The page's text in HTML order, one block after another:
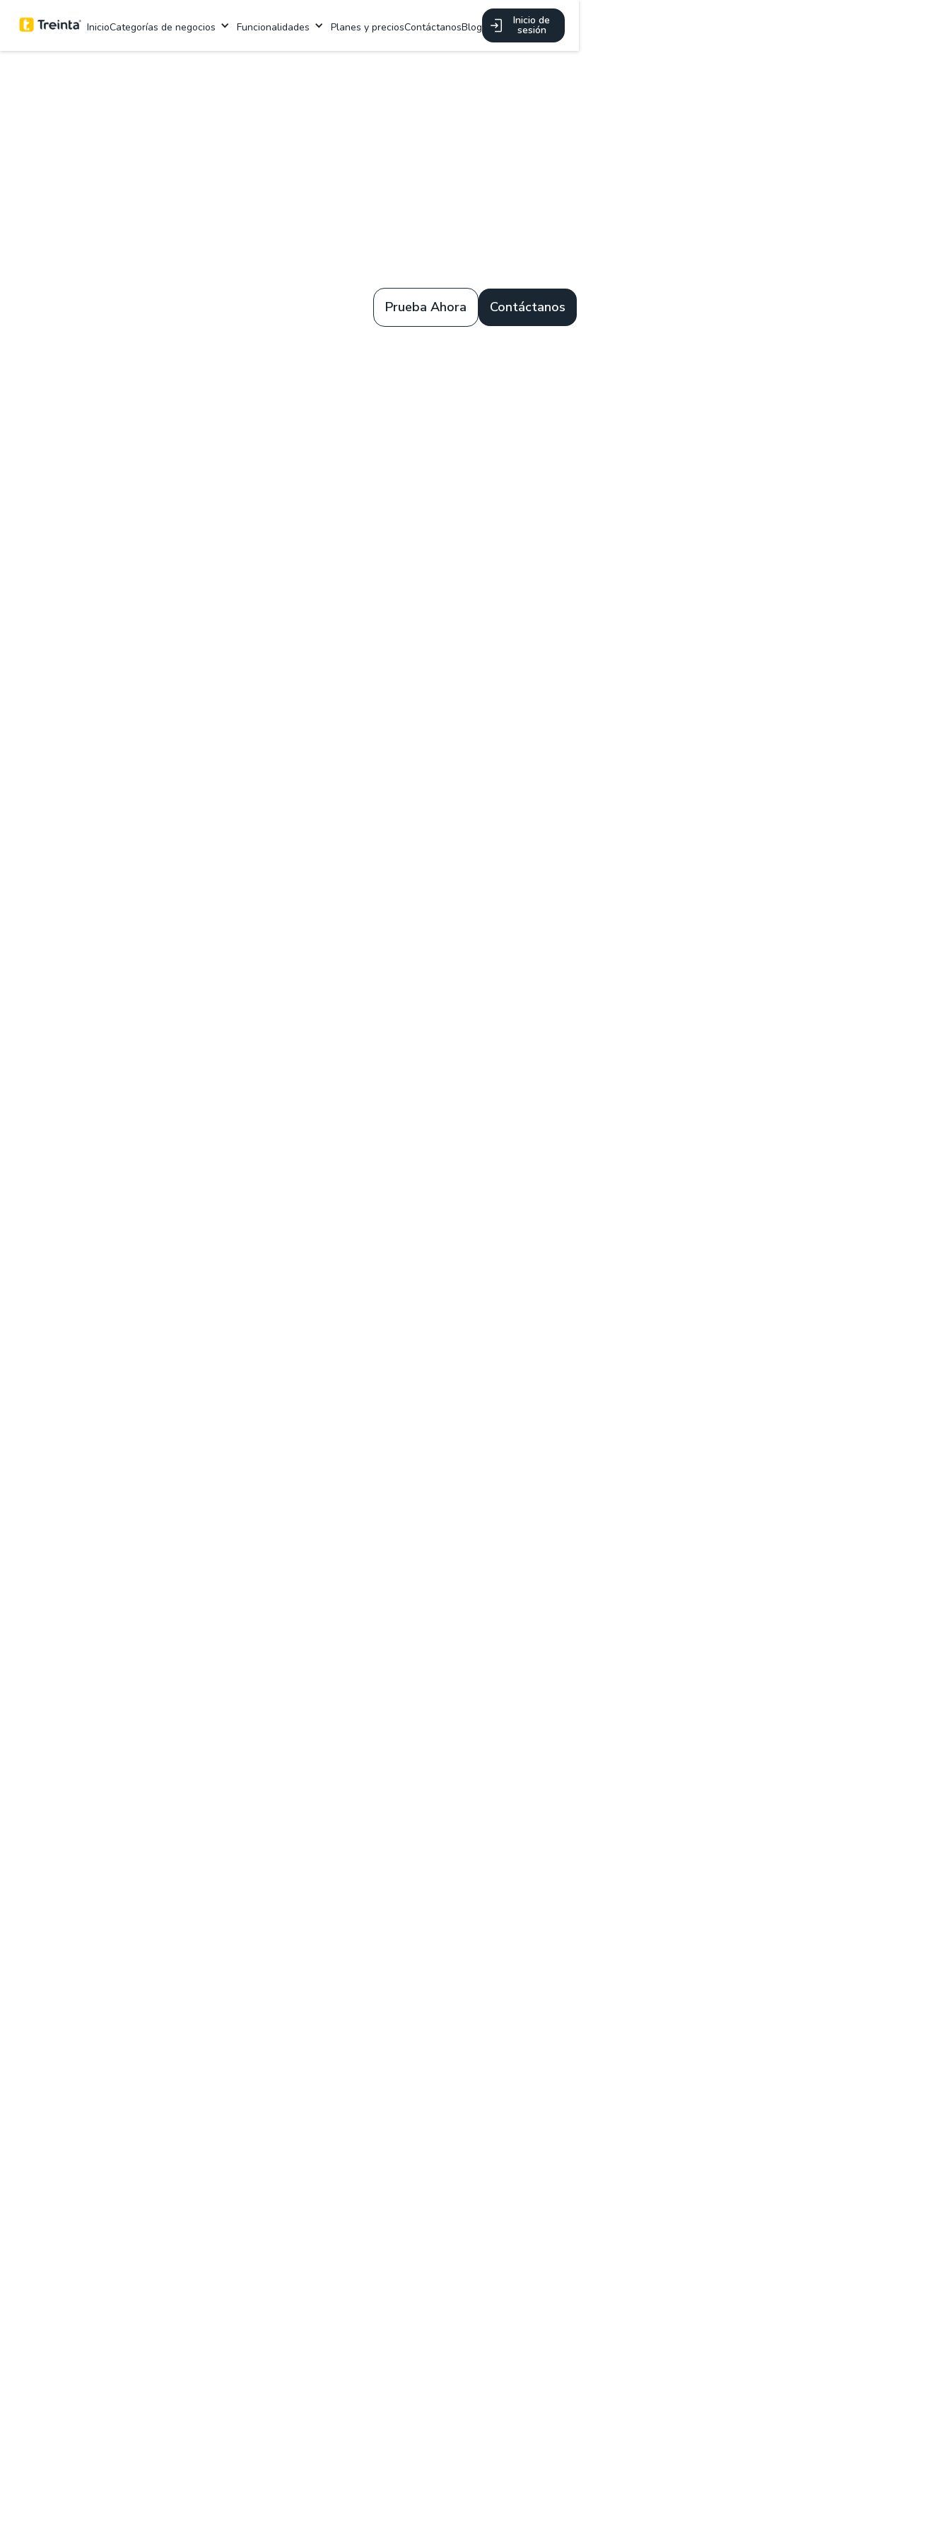
InicioCategorías de negocios Funcionalidades Planes y preciosContáctanosBlog Inicio de
sesión
Prueba Ahora Contáctanos